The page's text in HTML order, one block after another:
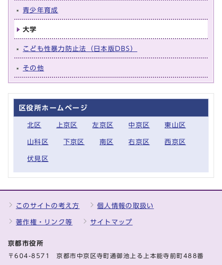
青少年育成
大学
こども性暴力防止法（日本版DBS）
その他
区役所ホームページ
北区 上京区 左京区 中京区 東山区
山科区 下京区 南区 右京区 西京区
伏見区
このサイトの考え方 個人情報の取扱い
著作権・リンク等 サイトマップ
京都市役所
〒604-8571 京都市中京区寺町通御池上る上本能寺前町488番